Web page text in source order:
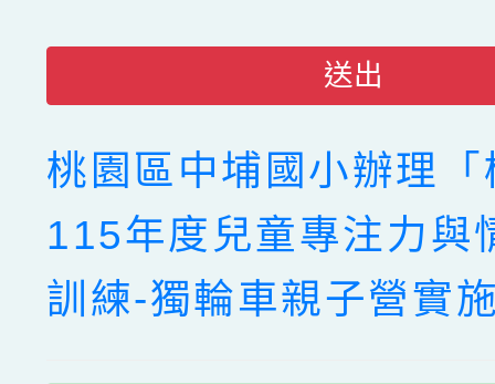
送出
桃園區中埔國小辦理「
115年度兒童專注力與
訓練-獨輪車親子營實